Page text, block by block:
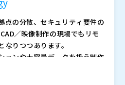
・現場が納得できる実用的
討している方
）
活用研究所（）
演企業は将来的に追加、削除さ
点の分散、セキュリティ要件の
／映像制作の現場でもリモ
りつつあります。
ョンや大容量データを扱う制作
れない制作環境の整備は、生